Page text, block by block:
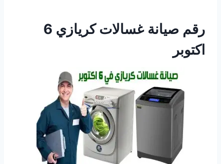
رقم صيانة غسالات كريازي 6
اكتوبر